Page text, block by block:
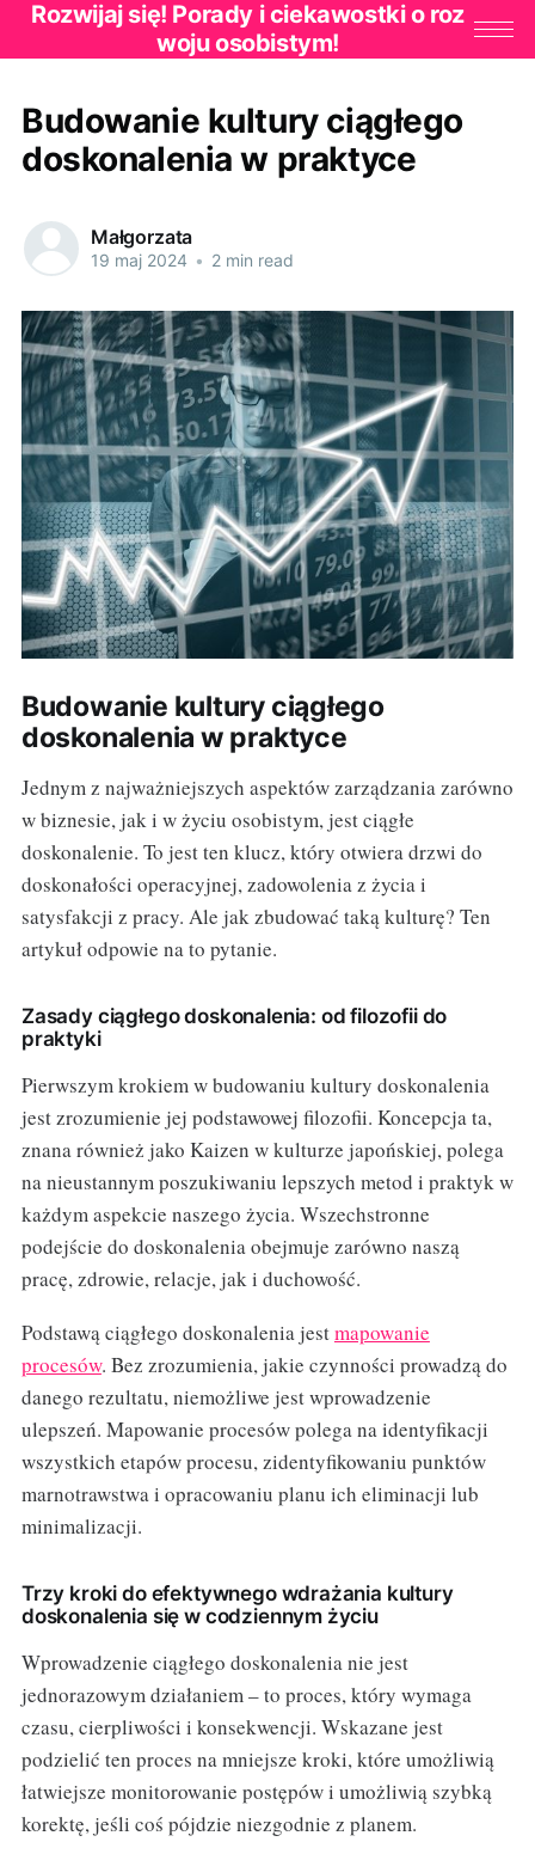
Rozwijaj się! Porady i ciekawostki o roz
woju osobistym!
Budowanie kultury ciągłego
doskonalenia w praktyce
Małgorzata
19 maj 2024 • 2 min read
Budowanie kultury ciągłego
doskonalenia w praktyce
Jednym z najważniejszych aspektów zarządzania zarówno
w biznesie, jak i w życiu osobistym, jest ciągłe
doskonalenie. To jest ten klucz, który otwiera drzwi do
doskonałości operacyjnej, zadowolenia z życia i
satysfakcji z pracy. Ale jak zbudować taką kulturę? Ten
artykuł odpowie na to pytanie.
Zasady ciągłego doskonalenia: od filozofii do
praktyki
Pierwszym krokiem w budowaniu kultury doskonalenia
jest zrozumienie jej podstawowej filozofii. Koncepcja ta,
znana również jako Kaizen w kulturze japońskiej, polega
na nieustannym poszukiwaniu lepszych metod i praktyk w
każdym aspekcie naszego życia. Wszechstronne
podejście do doskonalenia obejmuje zarówno naszą
pracę, zdrowie, relacje, jak i duchowość.
Podstawą ciągłego doskonalenia jestmapowanie
procesów. Bez zrozumienia, jakie czynności prowadzą do
danego rezultatu, niemożliwe jest wprowadzenie
ulepszeń. Mapowanie procesów polega na identyfikacji
wszystkich etapów procesu, zidentyfikowaniu punktów
marnotrawstwa i opracowaniu planu ich eliminacji lub
minimalizacji.
Trzy kroki do efektywnego wdrażania kultury
doskonalenia się w codziennym życiu
Wprowadzenie ciągłego doskonalenia nie jest
jednorazowym działaniem – to proces, który wymaga
czasu, cierpliwości i konsekwencji. Wskazane jest
podzielić ten proces na mniejsze kroki, które umożliwią
łatwiejsze monitorowanie postępów i umożliwią szybką
korektę, jeśli coś pójdzie niezgodnie z planem.